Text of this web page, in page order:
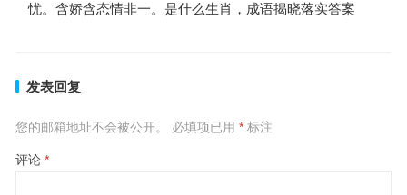
忧。含娇含态情非一。是什么生肖，成语揭晓落实答案
发表回复
您的邮箱地址不会被公开。 必填项已用 *标注
评论 *